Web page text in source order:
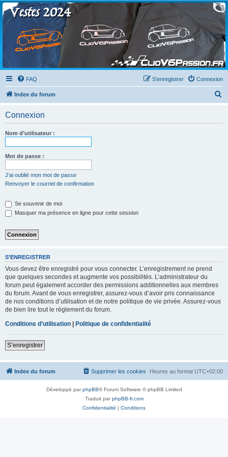
Clio V6 Passion
Le site français des passionnés de Clio V6
FAQ Connexion
S’enregistrer
Index du forum
Connexion
Nom d’utilisateur :
Mot de passe :
J’ai oublié mon mot de passe
Renvoyer le courriel de confirmation
Se souvenir de moi
Masquer ma présence en ligne pour cette session
S’ENREGISTRER
Vous devez être enregistré pour vous connecter. L’enregistrement ne prend
que quelques secondes et augmente vos possibilités. L’administrateur du
forum peut également accorder des permissions additionnelles aux membres
du forum. Avant de vous enregistrer, assurez-vous d’avoir pris connaissance
de nos conditions d’utilisation et de notre politique de vie privée. Assurez-vous
de bien lire tout le règlement du forum.
Conditions d’utilisation
Politique de confidentialité
S’enregistrer
Index du forum Heures au format UTC+02:00
Supprimer les cookies
Développé parphpBB® Forum Software © phpBB Limited
Traduit parphpBB-fr.com
Confidentialité | Conditions